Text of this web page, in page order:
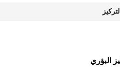
البؤري